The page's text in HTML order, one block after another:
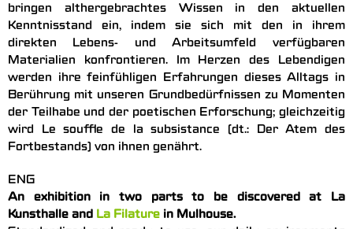
bringen althergebrachtes Wissen in den aktuellen
Kenntnisstand ein, indem sie sich mit den in ihrem
direkten Lebens- und Arbeitsumfeld verfügbaren
Materialien konfrontieren. Im Herzen des Lebendigen
werden ihre feinfühligen Erfahrungen dieses Alltags in
Berührung mit unseren Grundbedürfnissen zu Momenten
der Teilhabe und der poetischen Erforschung; gleichzeitig
wird Le souffle de la subsistance (dt.: Der Atem des
Fortbestands) von ihnen genährt.
ENG
An exhibition in two parts to be discovered at La
Kunsthalle and La Filature in Mulhouse.